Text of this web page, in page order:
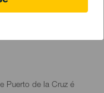
Puerto de la Cruz é